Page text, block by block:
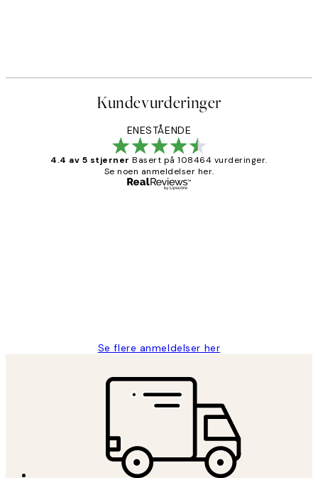
Kundevurderinger
ENESTÅENDE
4.4 av 5 stjerner Basert på 108464 vurderinger.
Se noen anmeldelser her.
Se flere anmeldelser her